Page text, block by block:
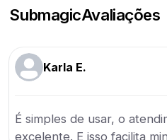
SubmagicAvaliações
Karla E.
É simples de usar, o
excelente. E isso facilita